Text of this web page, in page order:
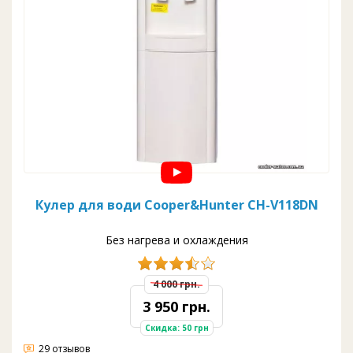
Кулер для води Cooper&Hunter CH-V118DN
Без нагрева и охлаждения
4 000 грн.
3 950 грн.
Скидка: 50 грн
29 отзывов